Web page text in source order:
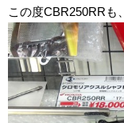
この度CBR250RRも